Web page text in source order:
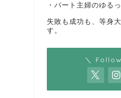
・パート主婦のゆる
失敗も成功も、等身
す。
＼